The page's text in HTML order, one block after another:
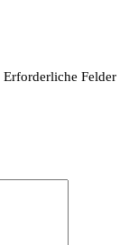
Erforderliche Felder